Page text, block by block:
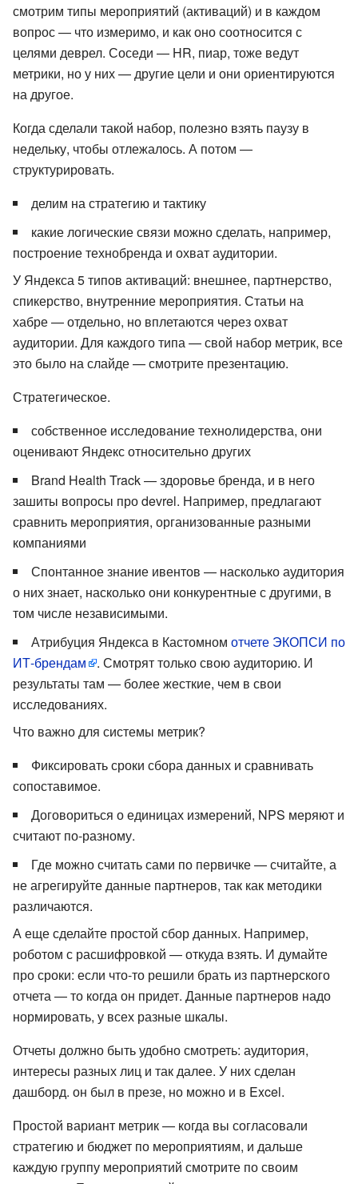
смотрим типы мероприятий (активаций) и в каждом
вопрос — что измеримо, и как оно соотносится с
целями деврел. Соседи — HR, пиар, тоже ведут
метрики, но у них — другие цели и они ориентируются
на другое.
Когда сделали такой набор, полезно взять паузу в
недельку, чтобы отлежалось. А потом —
структурировать.
делим на стратегию и тактику
какие логические связи можно сделать, например,
построение технобренда и охват аудитории.
У Яндекса 5 типов активаций: внешнее, партнерство,
спикерство, внутренние мероприятия. Статьи на
хабре — отдельно, но вплетаются через охват
аудитории. Для каждого типа — свой набор метрик, все
это было на слайде — смотрите презентацию.
Стратегическое.
собственное исследование технолидерства, они
оценивают Яндекс относительно других
Brand Health Track — здоровье бренда, и в него
зашиты вопросы про devrel. Например, предлагают
сравнить мероприятия, организованные разными
компаниями
Спонтанное знание ивентов — насколько аудитория
о них знает, насколько они конкурентные с другими, в
том числе независимыми.
Атрибуция Яндекса в Кастомном отчете ЭКОПСИ по
ИТ-брендам
. Смотрят только свою аудиторию. И
результаты там — более жесткие, чем в свои
исследованиях.
Что важно для системы метрик?
Фиксировать сроки сбора данных и сравнивать
сопоставимое.
Договориться о единицах измерений, NPS меряют и
считают по-разному.
Где можно считать сами по первичке — считайте, а
не агрегируйте данные партнеров, так как методики
различаются.
А еще сделайте простой сбор данных. Например,
роботом с расшифровкой — откуда взять. И думайте
про сроки: если что-то решили брать из партнерского
отчета — то когда он придет. Данные партнеров надо
нормировать, у всех разные шкалы.
Отчеты должно быть удобно смотреть: аудитория,
интересы разных лиц и так далее. У них сделан
дашборд. он был в презе, но можно и в Excel.
Простой вариант метрик — когда вы согласовали
стратегию и бюджет по мероприятиям, и дальше
каждую группу мероприятий смотрите по своим